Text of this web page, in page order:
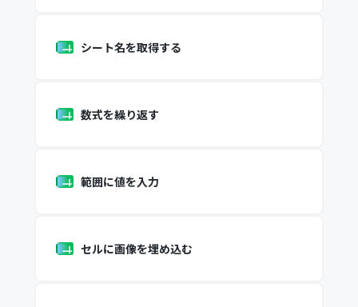
シート名を取得する
数式を繰り返す
範囲に値を入力
セルに画像を埋め込む